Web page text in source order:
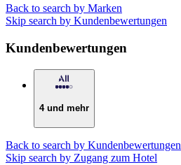
Back to search by Marken
Skip search by Kundenbewertungen
Kundenbewertungen
4 und mehr
Back to search by Kundenbewertungen
Skip search by Zugang zum Hotel